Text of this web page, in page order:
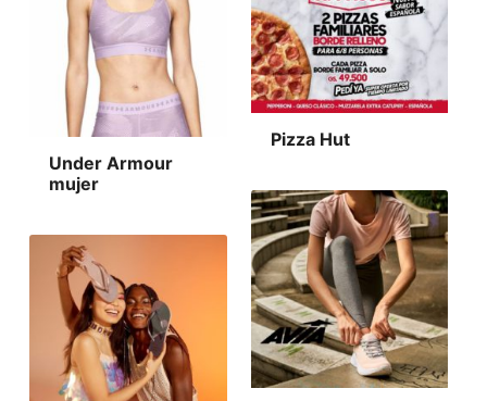
Pizza Hut
Under Armour
mujer